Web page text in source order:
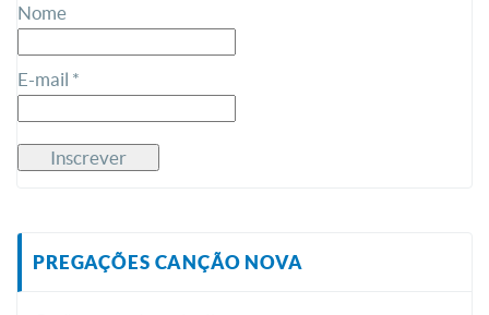
Nome
E-mail *
PREGAÇÕES CANÇÃO NOVA